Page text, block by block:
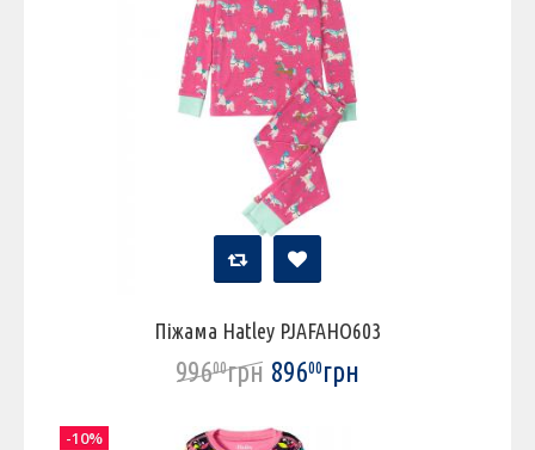
Піжама Hatley PJAFAHO603
99600грн 89600грн
-10%